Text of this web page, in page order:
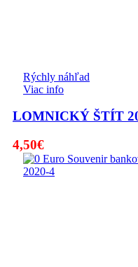
Rýchly náhľad
Viac info
LOMNICKÝ ŠTÍT
4,50€